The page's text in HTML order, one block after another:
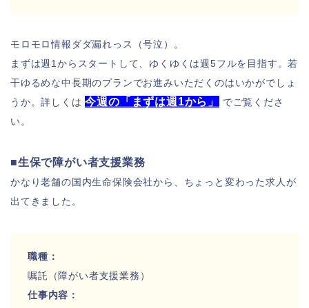
モロモロ情報ダダ漏れっス（号泣）。
まずは週1からスタートして、ゆくゆくは週5フルを目指す。若
干ゆるめな中長期のプランでお進みいただくのはいかがでしょ
うか。詳しくは 今週の「まずは週1から」
でご覧くださ
い。
■生保で障がい者支援業務
かなり老舗の国内生命保険会社から、ちょっと変わった求人が
出てきました。
職種：
嘱託（障がい者支援業務）
仕事内容：